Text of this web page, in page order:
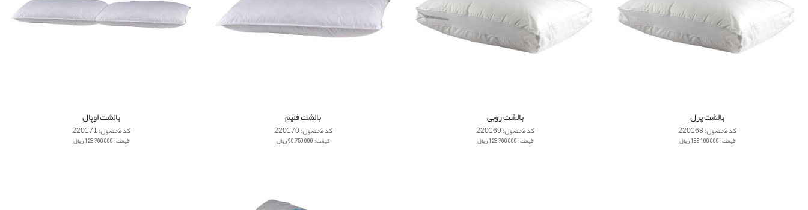
بالشت پرل
کد محصول: 220168
قیمت: 188,100,000 ریال
بالشت روبی
کد محصول: 220169
قیمت: 128,700,000 ریال
بالشت فلیم
کد محصول: 220170
قیمت: 90,750,000 ریال
بالشت اوپال
کد محصول: 220171
قیمت: 128,700,000 ریال